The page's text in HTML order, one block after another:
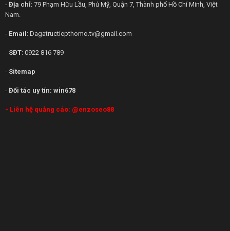
- Địa chỉ: 79 Phạm Hữu Lầu, Phú Mỹ, Quận 7, Thành phố Hồ Chí Minh, Việt
Nam.
- Email : Dagatructiepthomo.tv@gmail.com
- SĐT: 0922 816 789
- Sitemap
- Đối tác uy tín: win678
- Liên hệ quảng cáo: @enzoseo88